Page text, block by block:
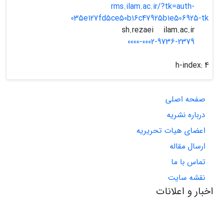
rms.ilam.ac.ir/?tk=auth-
035e127fd5ce50b16c47925b1e506925-tk
ilam.ac.ir
0000-0002-9736-2379
h-index: 4
صفحه اصلی
درباره نشریه
اعضای هیات تحریریه
ارسال مقاله
تماس با ما
نقشه سایت
اخبار و اعلانات